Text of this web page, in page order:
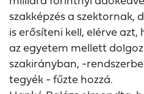
szakképzés a szektornak,
is erősíteni kell, elérve
az egyetem mellett
szakirányban, -
tegyék - fűzte hozzá.